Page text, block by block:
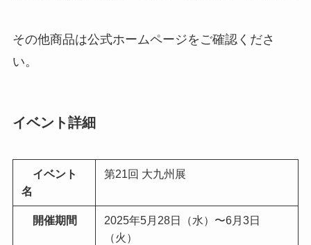
その他商品は公式ホームページをご確認くださ
い。
イベント詳細
イベント
名
第21回 大九州展
開催期間
2025年5月28日（水）〜6月3日
（火）